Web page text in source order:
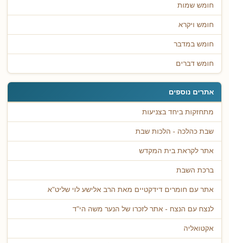
חומש שמות
חומש ויקרא
חומש במדבר
חומש דברים
אתרים נוספים
מתחזקות ביחד בצניעות
שבת כהלכה - הלכות שבת
אתר לקראת בית המקדש
ברכת השבת
אתר עם חומרים דידקטיים מאת הרב אלישע לוי שליט"א
לנצח עם הנצח - אתר לזכרו של הנער משה הי"ד
אקטואליה